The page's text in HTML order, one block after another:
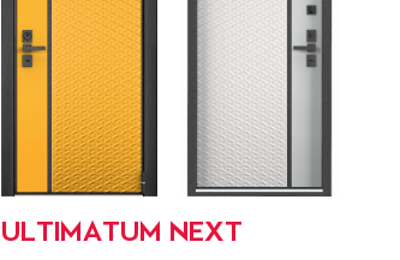
ULTIMATUM NEXT